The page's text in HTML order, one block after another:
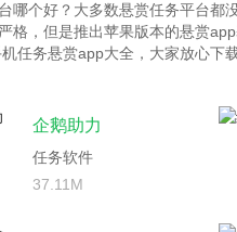
哪个好？大多数悬赏任务平台都
格，但是推出苹果版本的悬赏
任务悬赏app大全，大家放心下载
企鹅助力
任务软件
37.11M